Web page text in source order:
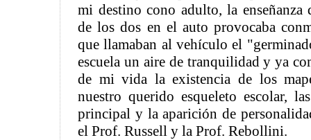
mi destino cono adulto, la
de los dos en el auto provocaba
que llamaban al vehículo el
escuela un aire de tranquilidad y ya
de mi vida la existencia de los
nuestro querido esqueleto escolar,
principal y la aparición de
el Prof. Russell y la Prof. Rebollini.